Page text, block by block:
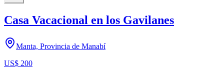
Casa Vacacional en los Gavilanes
Manta, Provincia de Manabí
US$ 200